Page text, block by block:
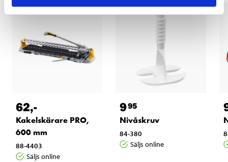
62,-
Kakelskärare PRO,
600 mm
88-4403
Säljs online
995
Nivåskruv
84-380
Säljs online